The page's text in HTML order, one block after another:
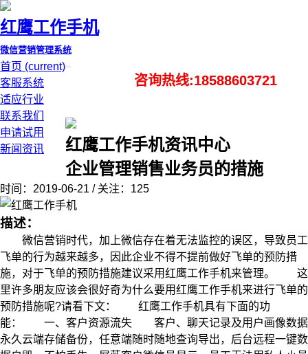
红鹰工作手机
微信营销管理系统
首页 (current)
客服系统
适应行业
联系我们
申请试用
新闻资讯
咨询热线:18588603721
红鹰工作手机资讯中心
企业管理销售业务员的措施
时间：2019-06-21 / 关注：125
描述：
微信营销时代，加上微信存在着无法监控的误区，导致员工
飞单的行为越来越多，因此企业不得不提前做好飞单的预防措
施，对于飞单的预防措施建议采用红鹰工作手机来管理。 这
里许多朋友应该会很好奇为什么要用红鹰工作手机来进行飞单的
预防措施呢?请看下文： 红鹰工作手机具有下面的功
能： 一、客户资源流失 客户、聊天记录及用户画像数据
永久云端存储备份，任意端随时随地查询导出，后台远程一键数